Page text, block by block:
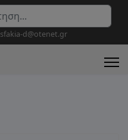
sfakia-d@otenet.gr